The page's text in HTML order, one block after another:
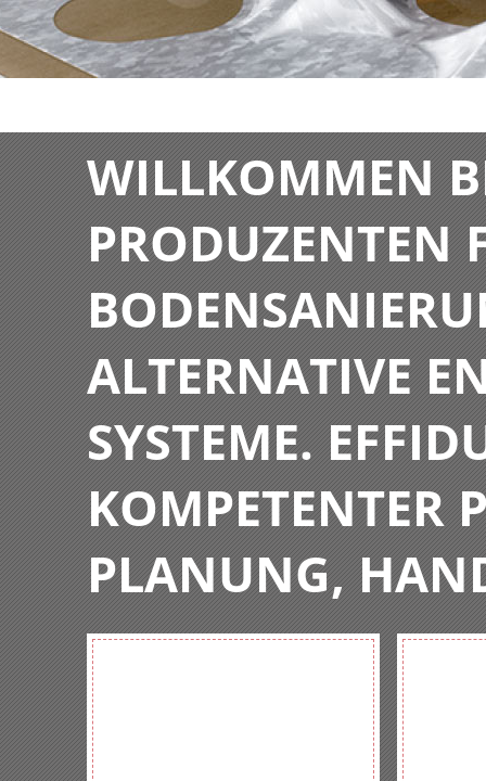
WILLKOMMEN
PRODUZENTEN
ALTERNATIVE
SYSTEME.
KOMPETENTER
PLANUNG,